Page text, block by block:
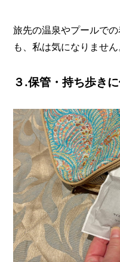
旅先の温泉やプールで
も、私は気になりません
３.保管・持ち歩き